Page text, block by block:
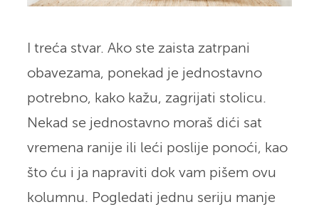
I treća stvar. Ako ste zaista zatrpani
obavezama, ponekad je jednostavno
potrebno, kako kažu, zagrijati stolicu.
Nekad se jednostavno moraš dići sat
vremena ranije ili leći poslije ponoći, kao
što ću i ja napraviti dok vam pišem ovu
kolumnu. Pogledati jednu seriju manje